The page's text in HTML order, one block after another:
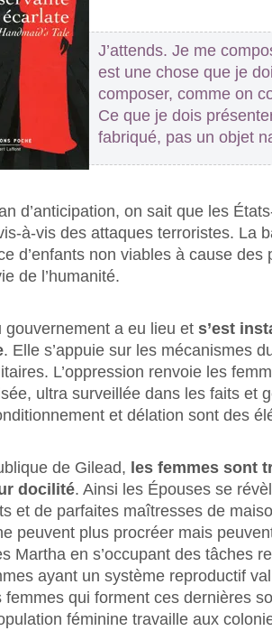
J’attends. Je me
est une chose que je
composer, comme on
Ce que je dois
fabriqué, pas un objet
d’anticipation, on sait que les
à-vis des attaques terroristes. La
d’enfants non viables à cause des
de l’humanité.
gouvernement a eu lieu et s’est
. Elle s’appuie sur les mécanismes
L’oppression renvoie les
ultra surveillée dans les faits et
et délation sont des
de Gilead, les femmes sont
docilité. Ainsi les Épouses se
et de parfaites maîtresses de
peuvent plus procréer mais
Martha en s’occupant des tâches
ayant un système reproductif
femmes qui forment ces dernières
féminine travaille aux